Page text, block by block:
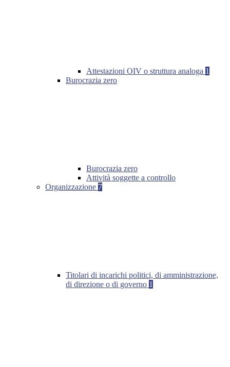
Attestazioni OIV o struttura analoga 1
Burocrazia zero
Burocrazia zero
Attività soggette a controllo
Organizzazione 7
Titolari di incarichi politici, di amministrazione,
di direzione o di governo 1